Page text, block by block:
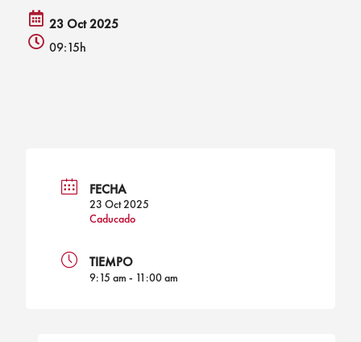
circle
icon
calendar
23 Oct 2025
09:15h
FECHA
23 Oct 2025
Caducado
TIEMPO
9:15 am - 11:00 am